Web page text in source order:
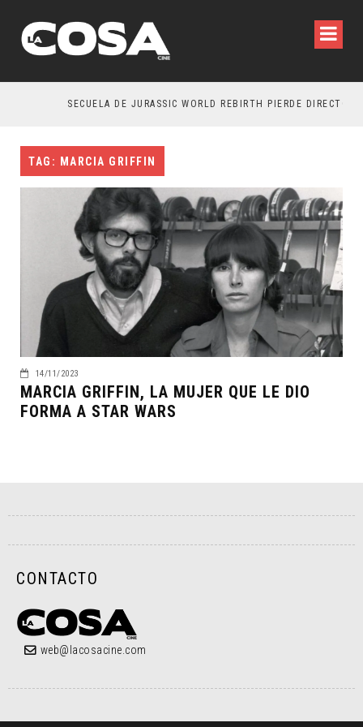
SECUELA DE JURASSIC WORLD REBIRTH PIERDE DIRECTOR
TAG: MARCIA GRIFFIN
14/11/2023
MARCIA GRIFFIN, LA MUJER QUE LE DIO
FORMA A STAR WARS
CONTACTO
web@lacosacine.com